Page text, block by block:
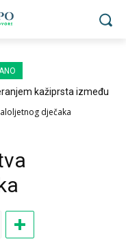
kažiprsta između
dječaka